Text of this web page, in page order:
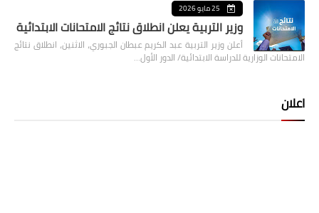
25 مايو 2026
وزير التربية يعلن انطلاق نتائج الامتحانات الابتدائية
أعلن وزير التربية عبد الكريم عبطان الجبوري، الاثنين، انطلاق نتائج
الامتحانات الوزارية للدراسة الابتدائية/ الدور الأول…
اعلان